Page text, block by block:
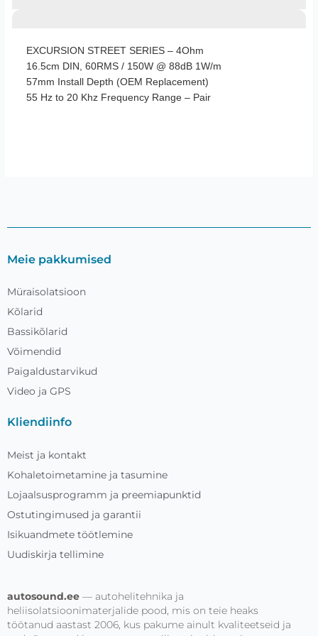
EXCURSION STREET SERIES – 4Ohm
16.5cm DIN, 60RMS / 150W @ 88dB 1W/m
57mm Install Depth (OEM Replacement)
55 Hz to 20 Khz Frequency Range – Pair
Meie pakkumised
Müraisolatsioon
Kõlarid
Bassikõlarid
Võimendid
Paigaldustarvikud
Video ja GPS
Kliendiinfo
Meist ja kontakt
Kohaletoimetamine ja tasumine
Lojaalsusprogramm ja preemiapunktid
Ostutingimused ja garantii
Isikuandmete töötlemine
Uudiskirja tellimine
autosound.ee — autohelitehnika ja
heliisolatsioonimaterjalide pood, mis on teie heaks
töötanud aastast 2006, kus pakume ainult kvaliteetseid ja